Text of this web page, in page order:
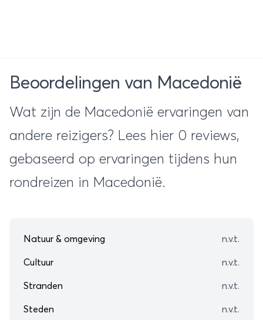
Beoordelingen van Macedonië
Wat zijn de Macedonië ervaringen van
andere reizigers? Lees hier 0 reviews,
gebaseerd op ervaringen tijdens hun
rondreizen in Macedonië.
Natuur & omgeving n.v.t.
Cultuur n.v.t.
Stranden n.v.t.
Steden n.v.t.